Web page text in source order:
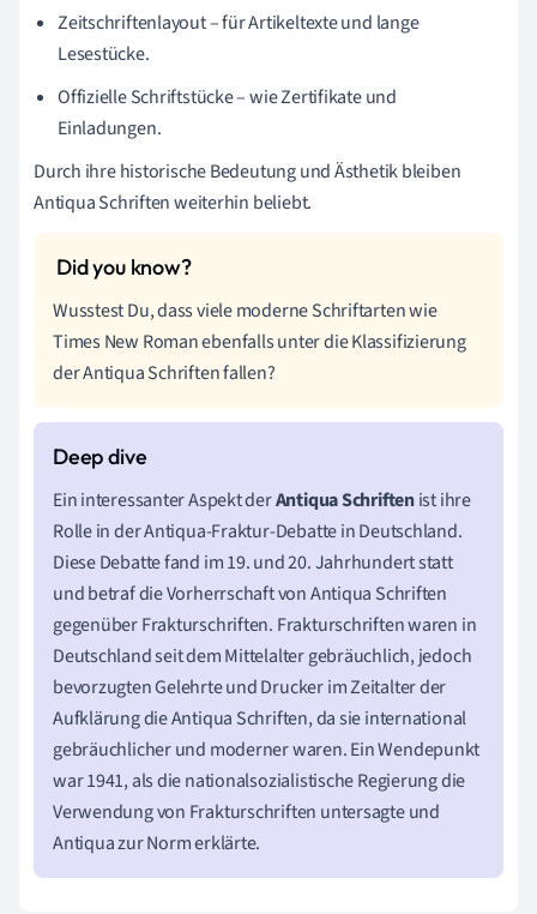
Zeitschriftenlayout – für Artikeltexte und lange
Lesestücke.
Offizielle Schriftstücke – wie Zertifikate und
Einladungen.
Durch ihre historische Bedeutung und Ästhetik bleiben
Antiqua Schriften weiterhin beliebt.
Wusstest Du, dass viele moderne Schriftarten wie
Times New Roman ebenfalls unter die Klassifizierung
der Antiqua Schriften fallen?
Ein interessanter Aspekt derAntiqua Schriftenist ihre
Rolle in der Antiqua-Fraktur-Debatte in Deutschland.
Diese Debatte fand im 19. und 20. Jahrhundert statt
und betraf die Vorherrschaft von Antiqua Schriften
gegenüber Frakturschriften. Frakturschriften waren in
Deutschland seit dem Mittelalter gebräuchlich, jedoch
bevorzugten Gelehrte und Drucker im Zeitalter der
Aufklärung die Antiqua Schriften, da sie international
gebräuchlicher und moderner waren. Ein Wendepunkt
war 1941, als die nationalsozialistische Regierung die
Verwendung von Frakturschriften untersagte und
Antiqua zur Norm erklärte.